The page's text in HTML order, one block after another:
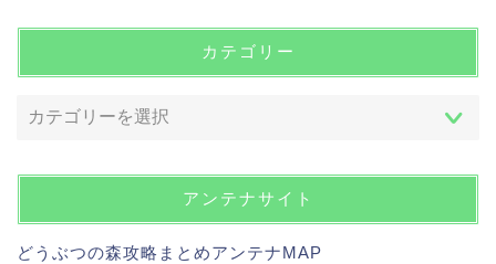
カテゴリー
アンテナサイト
どうぶつの森攻略まとめアンテナMAP